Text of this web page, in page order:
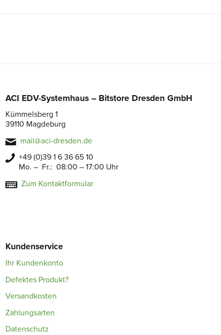
ACI EDV-Systemhaus – Bitstore Dresden GmbH
Kümmelsberg 1
39110 Magdeburg
mail@aci-dresden.de
+49 (0)39 1 6 36 65 10
Mo. – Fr.: 08:00 – 17:00 Uhr
Zum Kontaktformular
Kundenservice
Ihr Kundenkonto
Defektes Produkt?
Versandkosten
Zahlungsarten
Datenschutz